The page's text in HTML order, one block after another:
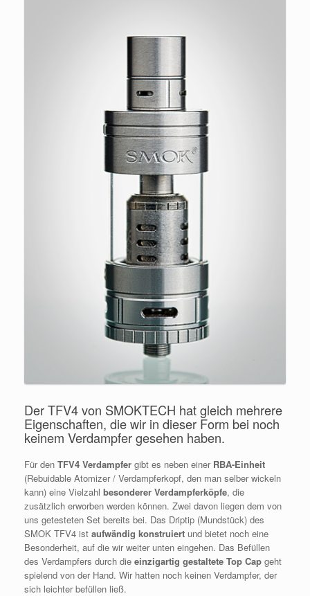
Der TFV4 von SMOKTECH hat gleich mehrere
Eigenschaften, die wir in dieser Form bei noch
keinem Verdampfer gesehen haben.
Für den TFV4 Verdampfer gibt es neben einer RBA-Einheit
(Rebuidable Atomizer / Verdampferkopf, den man selber wickeln
kann) eine Vielzahl besonderer Verdampferköpfe, die
zusätzlich erworben werden können. Zwei davon liegen dem von
uns getesteten Set bereits bei. Das Driptip (Mundstück) des
SMOK TFV4 ist aufwändig konstruiert und bietet noch eine
Besonderheit, auf die wir weiter unten eingehen. Das Befüllen
des Verdampfers durch die einzigartig gestaltete Top Cap geht
spielend von der Hand. Wir hatten noch keinen Verdampfer, der
sich leichter befüllen ließ.